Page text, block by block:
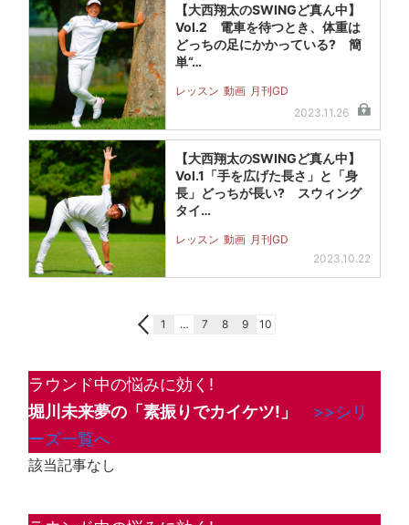
【大西翔太のSWINGど真ん中】
Vol.2 電車を待つとき、体重は
どっちの足にかかっている? 簡
単“…
レッスン 動画 月刊GD
2023.11.26
【大西翔太のSWINGど真ん中】
Vol.1「手を広げた長さ」と「身
長」どっちが長い? スウィング
タイ…
レッスン 動画 月刊GD
2023.10.22
1 … 7 8 9 10
ラウンド中の悩みに効く!
堀川未来夢の「素振りでカイケツ!」
>>シリ
ーズ一覧へ
該当記事なし